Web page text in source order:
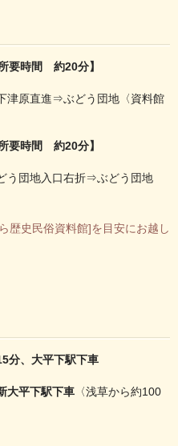
要時間 約20分】
原直進⇒ぶどう団地〈資料館
要時間 約20分】
団地入口右折⇒ぶどう団地
歴史民俗資料館]を目安にお越し
分、大平下駅下車
大平下駅下車 〈浅草から約100